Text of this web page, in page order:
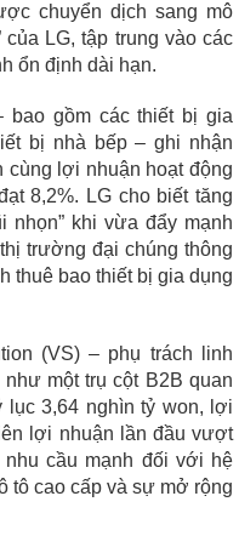
chuyển dịch sang mô
LG, tập trung vào các
ổn định dài hạn.
bao gồm các thiết bị gia
bị nhà bếp – ghi nhận
cùng lợi nhuận hoạt động
8,2%. LG cho biết tăng
nhọn” khi vừa đẩy mạnh
trường đại chúng thông
thuê bao thiết bị gia dụng
(VS) – phụ trách linh
một trụ cột B2B quan
lục 3,64 nghìn tỷ won, lợi
lợi nhuận lần đầu vượt
cầu mạnh đối với hệ
tô cao cấp và sự mở rộng